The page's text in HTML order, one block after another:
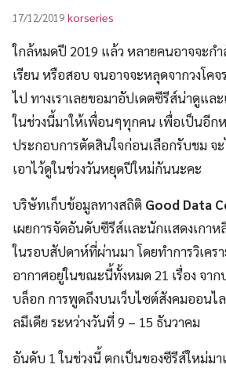
17/12/2019 korseries
ใกล้หมดปี 2019 แล้ว หลายคนอาจจะกำ
เรียน หรือสอบ จนอาจจะหลุดจากวงโค
ไป ทางเราเลยขอมาอัปเดตซีรีส์น่าดูแล
ในช่วงนี้มาให้เพื่อนๆทุกคน เพื่อเป็นอีก
ประกอบการตัดสินใจก่อนเลือกรับชม จะ
เอาไว้ดูในช่วงวันหยุดปีใหม่กันนะคะ
บริษัทเก็บข้อมูลทางสถิติ Good Data
เผยการจัดอันดับซีรีส์และนักแสดงเกา
ในรอบสัปดาห์ที่ผ่านมา โดยทำการวิเคร
อากาศอยู่ในขณะนี้ทั้งหมด 21 เรื่อง จา
บล็อก การพูดถึงบนเว็บไซต์สังคมออนไ
ลมีเดีย ระหว่างวันที่ 9 – 15 ธันวาคม
อันดับ 1 ในช่วงนี้ ตกเป็นของซีรีส์ใหม่ม